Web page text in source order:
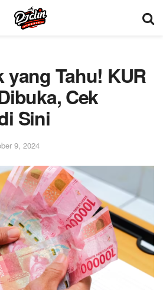
yang Tahu! KUR
Cek
Sini
9, 2024